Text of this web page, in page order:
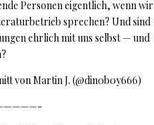
Personen eigentlich, wenn wir
sprechen? Und sind
ehrlich mit uns selbst — und
von Martin J. (@din0b0y666)